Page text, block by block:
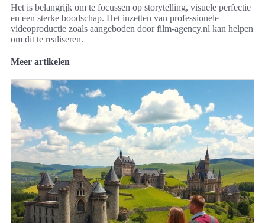
Het is belangrijk om te focussen op storytelling, visuele perfectie
en een sterke boodschap. Het inzetten van professionele
videoproductie zoals aangeboden door film-agency.nl kan helpen
om dit te realiseren.
Meer artikelen